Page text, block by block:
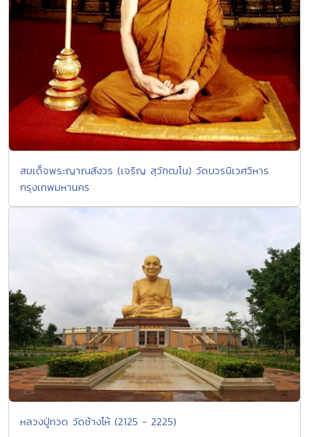
สมเด็จพระญาณสังวร (เจริญ สุวัฑฒโน) วัดบวรนิเวศวิหาร
กรุงเทพมหานคร
หลวงปู่ทวด วัดช้างไห้ (2125 - 2225)